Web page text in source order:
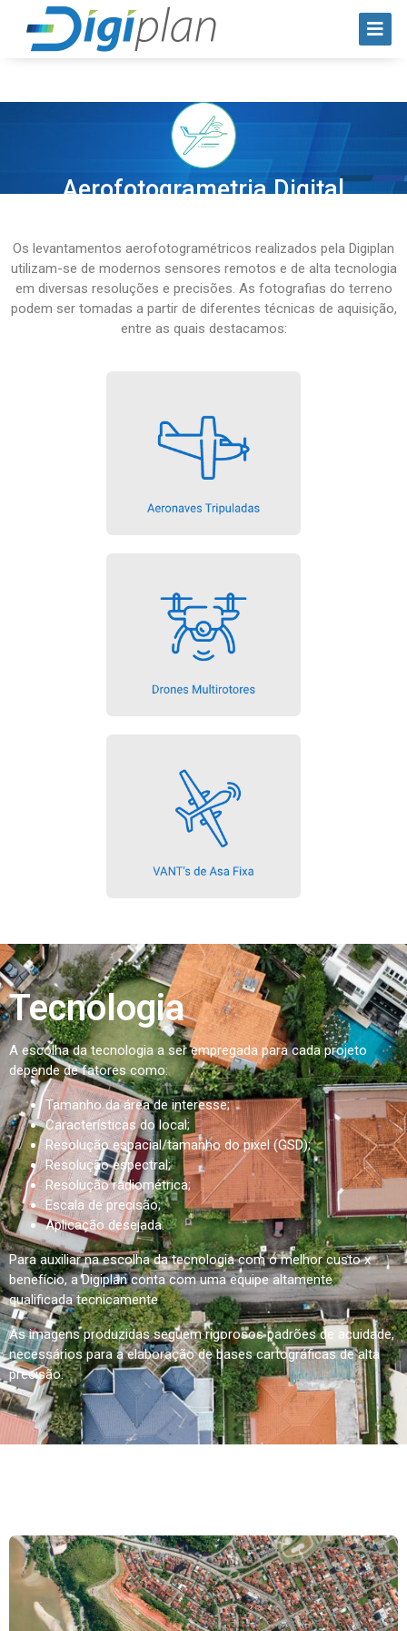
Aerofotogrametria Digital
Os levantamentos aerofotogramétricos realizados pela Digiplan
utilizam-se de modernos sensores remotos e de alta tecnologia
em diversas resoluções e precisões. As fotografias do terreno
podem ser tomadas a partir de diferentes técnicas de aquisição,
entre as quais destacamos:
Tecnologia
A escolha da tecnologia a ser empregada para cada projeto
depende de fatores como:
Tamanho da área de interesse;
Características do local;
Resolução espacial/tamanho do pixel (GSD);
Resolução espectral;
Resolução radiométrica;
Escala de precisão;
Aplicação desejada.
Para auxiliar na escolha da tecnologia com o melhor custo x
benefício, a Digiplan conta com uma equipe altamente
qualificada tecnicamente
As imagens produzidas seguem rigorosos padrões de acuidade,
necessários para a elaboração de bases cartográficas de alta
precisão.